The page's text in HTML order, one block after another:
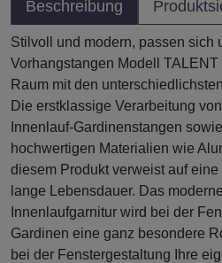
Beschreibung
Stilvoll und modern, passen sich
Vorhangstangen Modell
Raum mit den
Die erstklassige Verarbeitung
Innenlauf-Gardinenstangen
hochwertigen Materialien wie
diesem Produkt verweist auf
lange Lebensdauer. Das
Innenlaufgarnitur wird bei der
Gardinen eine ganz besondere
bei der Fenstergestaltung Ihre